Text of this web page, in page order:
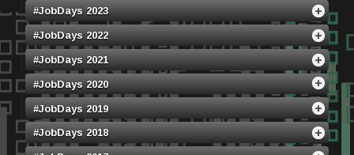
#JobDays 2023
#JobDays 2022
#JobDays 2021
#JobDays 2020
#JobDays 2019
#JobDays 2018